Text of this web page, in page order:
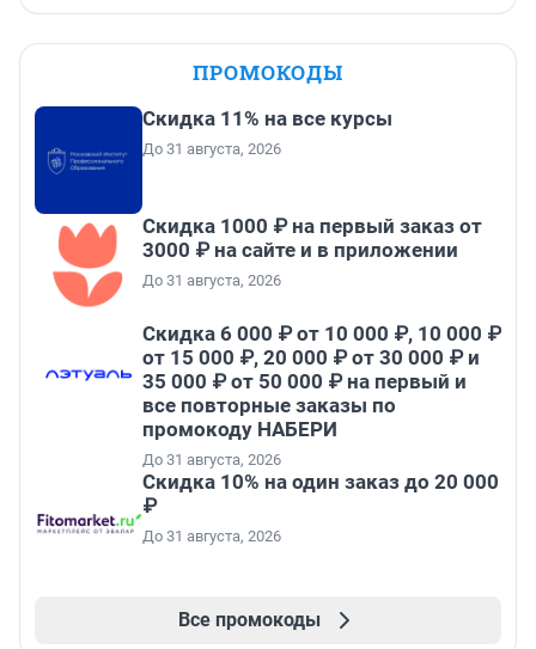
ПРОМОКОДЫ
Скидка 11% на все курсы
До 31 августа, 2026
Скидка 1000 ₽ на первый заказ от
3000 ₽ на сайте и в приложении
До 31 августа, 2026
Скидка 6 000 ₽ от 10 000 ₽, 10 000 ₽
от 15 000 ₽, 20 000 ₽ от 30 000 ₽ и
35 000 ₽ от 50 000 ₽ на первый и
все повторные заказы по
промокоду НАБЕРИ
До 31 августа, 2026
Скидка 10% на один заказ до 20 000
₽
До 31 августа, 2026
Все промокоды